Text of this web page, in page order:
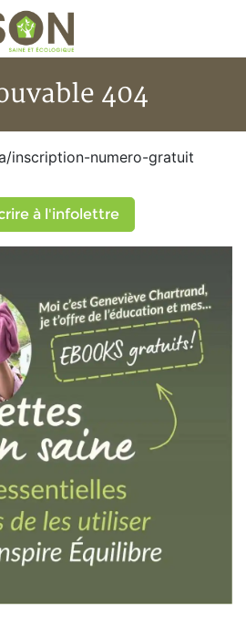
404
404
inscription-numero-gratuit
à l'infolettre